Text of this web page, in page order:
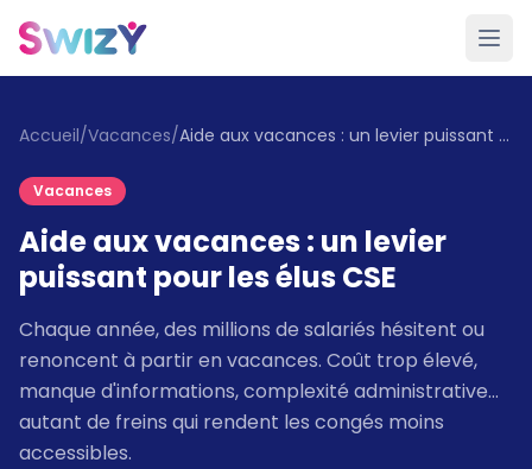
Accueil/Vacances/ Aide aux vacances : un levier puissant pour les élus CSE
Vacances
Aide aux vacances : un levier
puissant pour les élus CSE
Chaque année, des millions de salariés hésitent ou
renoncent à partir en vacances. Coût trop élevé,
manque d'informations, complexité administrative…
autant de freins qui rendent les congés moins
accessibles.